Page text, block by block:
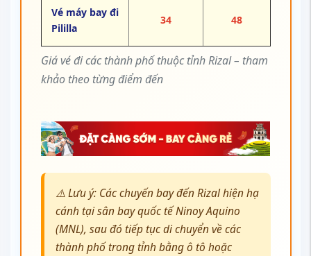
Giá vé đi các thành phố thuộc tỉnh Rizal – tham
khảo theo từng điểm đến
Vé máy bay đi
Pililla
34 48
⚠️ Lưu ý: Các chuyến bay đến Rizal hiện hạ
cánh tại sân bay quốc tế Ninoy Aquino
(MNL), sau đó tiếp tục di chuyển về các
thành phố trong tỉnh bằng ô tô hoặc